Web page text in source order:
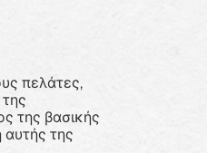
πελάτες,
της βασικής
της